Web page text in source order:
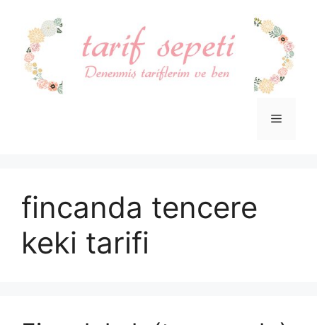
Menü
fincanda tencere
keki tarifi